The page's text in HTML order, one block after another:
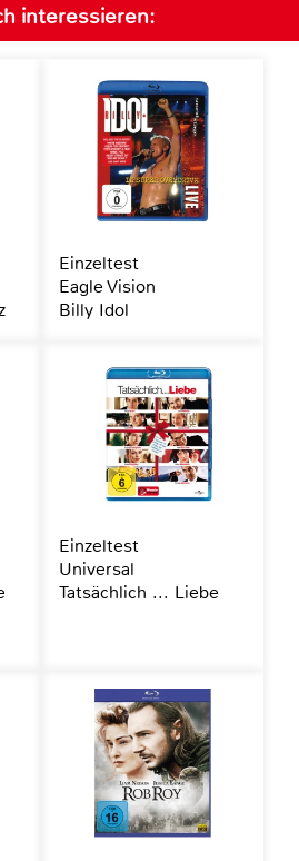
interessieren:
Einzeltest
Eagle Vision
Billy Idol
Einzeltest
Universal
Tatsächlich ... Liebe